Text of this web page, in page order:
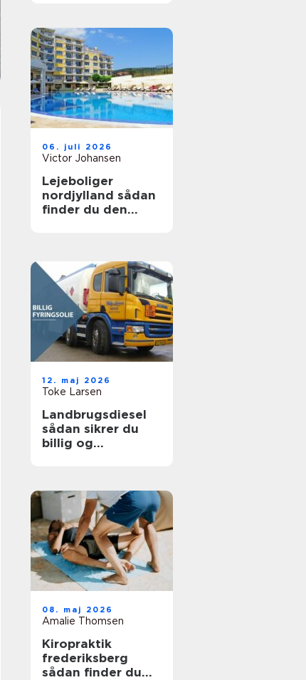
06. juli 2026
Victor Johansen
Lejeboliger
nordjylland sådan
finder du den
12. maj 2026
Toke Larsen
Landbrugsdiesel
sådan sikrer du
billig og
08. maj 2026
Amalie Thomsen
Kiropraktik
frederiksberg
sådan finder du